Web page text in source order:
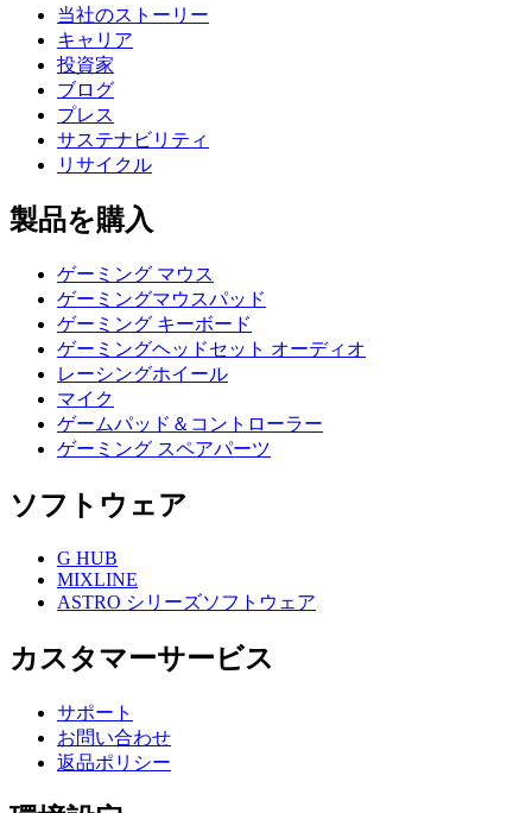
当社のストーリー
キャリア
投資家
ブログ
プレス
サステナビリティ
リサイクル
製品を購入
ゲーミング マウス
ゲーミングマウスパッド
ゲーミング キーボード
ゲーミングヘッドセット オーディオ
レーシングホイール
マイク
ゲームパッド＆コントローラー
ゲーミング スペアパーツ
ソフトウェア
G HUB
MIXLINE
ASTRO シリーズソフトウェア
カスタマーサービス
サポート
お問い合わせ
返品ポリシー